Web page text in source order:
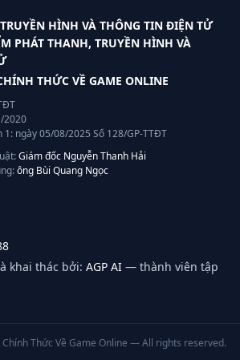
HÌNH VÀ THÔNG TIN ĐIỆN TỬ
PHÁT THANH, TRUYỀN HÌNH VÀ
THỨC VỀ GAME ONLINE
2020
1: ngày 05/08/2025 Số 128/GP-TTĐT
Giám đốc Nguyễn Thanh Hải
ông Bùi Quang Ngọc
khai thác bởi: AGP AI — thành viên tập
Chính Thức Về Game Online — All rights reserved.